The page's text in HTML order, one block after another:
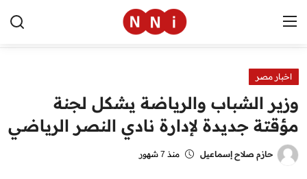
الرئيسية
اخبار مصر
العالم
اخبار مصر
وزير الشباب والرياضة يشكل لجنة
مؤقتة جديدة لإدارة نادي النصر الرياضي
حازم صلاح إسماعيل منذ 7 شهور